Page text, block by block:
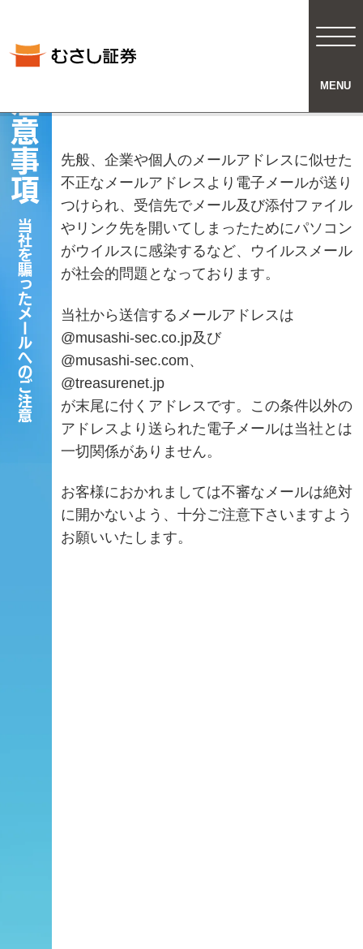
MENU
注意事項
当社を騙った
メールへのご注意
先般、企業や個人のメールアドレスに似せた
不正なメールアドレスより電子メールが送り
つけられ、 受信先でメール及び添付ファイル
やリンク先を開いてしまったためにパソコン
がウイルスに感染するなど、 ウイルスメール
が社会的問題となっております。
当社から送信するメールアドレスは
@musashi-sec.co.jp及び
@musashi-sec.com、
@treasurenet.jp
が末尾に付くアドレスです。 この条件以外の
アドレスより送られた電子メールは当社とは
一切関係がありません。
お客様におかれましては不審なメールは絶対
に開かないよう、十分ご注意下さいますよう
お願いいたします。